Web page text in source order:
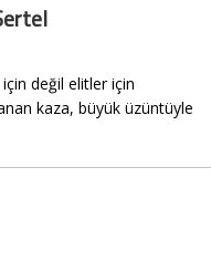
değil elitler için
kaza, büyük üzüntüyle